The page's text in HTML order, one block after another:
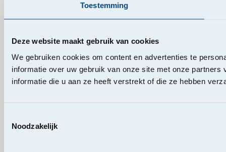
Toestemming
Deze website maakt gebruik van cookies
We gebruiken cookies om content en advertenties te
informatie over uw gebruik van onze site met onze
informatie die u aan ze heeft verstrekt of die ze hebben
Noodzakelijk